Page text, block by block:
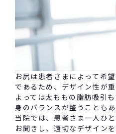
お尻は患者さまによって希
であるため、デザイン性が
よっては太ももの脂肪吸引
身のバランスが整うこともあ
当院では、患者さま一人ひ
お聞きし、適切なデザインを